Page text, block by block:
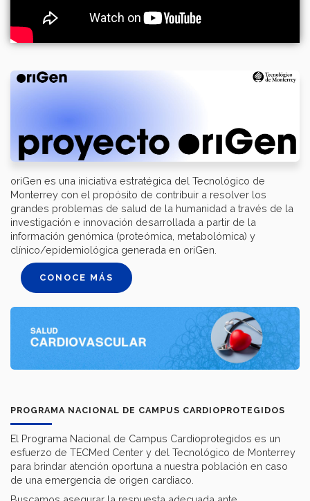
oriGen es una iniciativa estratégica del Tecnológico de
Monterrey con el propósito de contribuir a resolver los
grandes problemas de salud de la humanidad a través de la
investigación e innovación desarrollada a partir de la
información genómica (proteómica, metabolómica) y
clínico/epidemiológica generada en oriGen.
CONOCE MÁS
PROGRAMA NACIONAL DE CAMPUS CARDIOPROTEGIDOS
El Programa Nacional de Campus Cardioprotegidos es un
esfuerzo de TECMed Center y del Tecnológico de Monterrey
para brindar atención oportuna a nuestra población en caso
de una emergencia de origen cardiaco.